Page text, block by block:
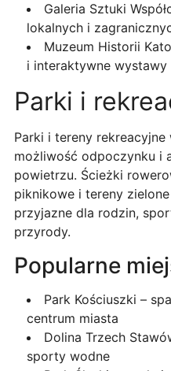
Galeria Sztuki
lokalnych i
Muzeum Historii
i interaktywne wystawy
Parki i
Parki i tereny
możliwość odpoczynku i
powietrzu. Ścieżki
piknikowe i tereny
przyjazne dla rodzin,
przyrody.
Popularne
Park Kościuszki –
centrum miasta
Dolina Trzech
sporty wodne